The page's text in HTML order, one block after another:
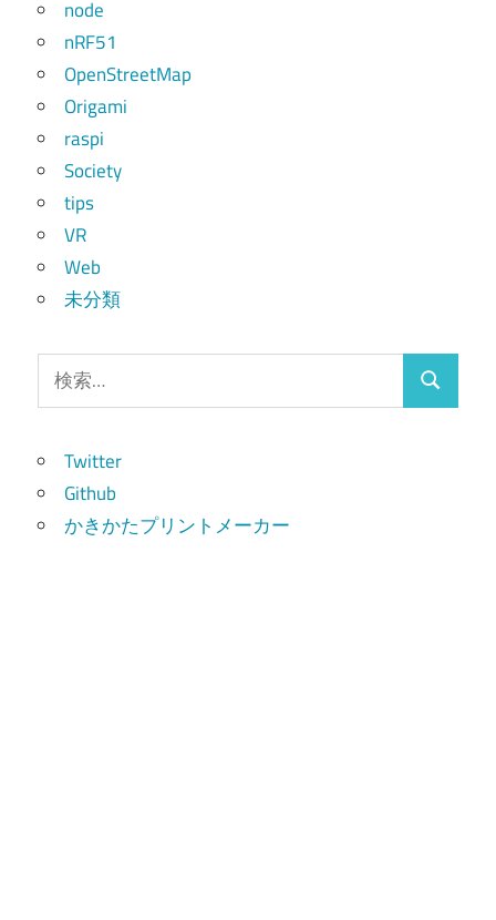
node
nRF51
OpenStreetMap
Origami
raspi
Society
tips
VR
Web
未分類
索:
検
Twitter
Github
かきかたプリントメーカー